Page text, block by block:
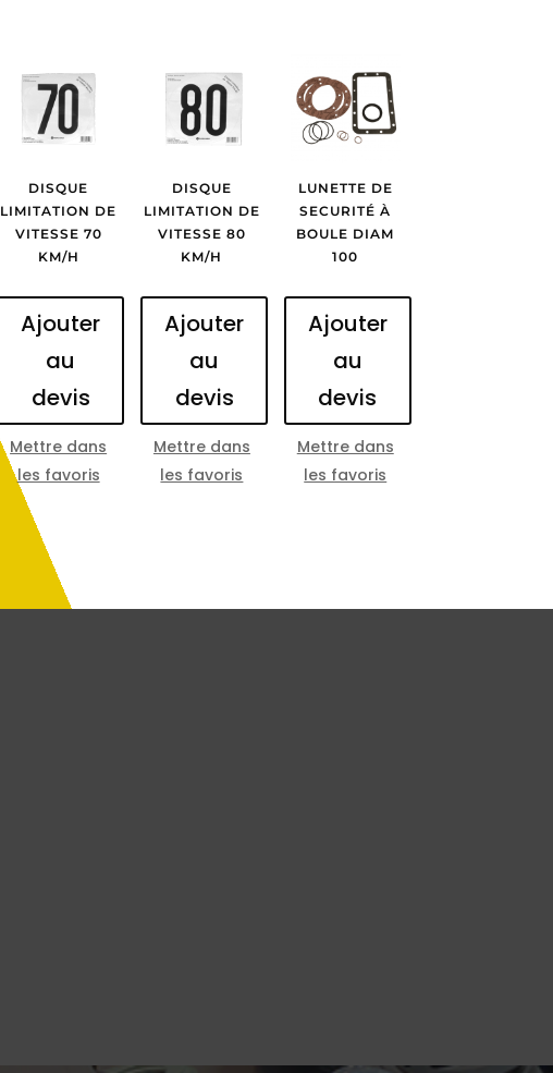
DISQUE
LIMITATION DE
VITESSE 70
KM/H
Ajouter
au
devis
Mettre dans
les favoris
DISQUE
LIMITATION DE
VITESSE 80
KM/H
Ajouter
au
devis
Mettre dans
les favoris
LUNETTE DE
SECURITÉ À
BOULE DIAM
100
Ajouter
au
devis
Mettre dans
les favoris